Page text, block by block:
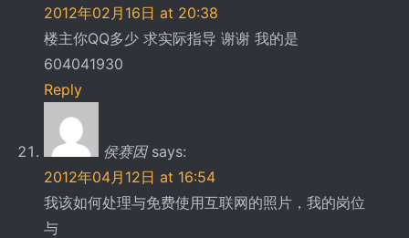
2012年02月16日 at 20:38
楼主你QQ多少 求实际指导 谢谢 我的是
604041930
Reply
侯赛因 says:
2012年04月12日 at 16:54
我该如何处理与免费使用互联网的照片，我的岗位
与